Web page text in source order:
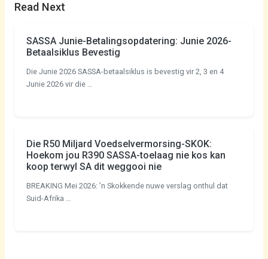
Read Next
SASSA Junie-Betalingsopdatering: Junie 2026-
Betaalsiklus Bevestig
Die Junie 2026 SASSA-betaalsiklus is bevestig vir 2, 3 en 4
Junie 2026 vir die …
Die R50 Miljard Voedselvermorsing-SKOK:
Hoekom jou R390 SASSA-toelaag nie kos kan
koop terwyl SA dit weggooi nie
BREAKING Mei 2026: ’n Skokkende nuwe verslag onthul dat
Suid-Afrika …